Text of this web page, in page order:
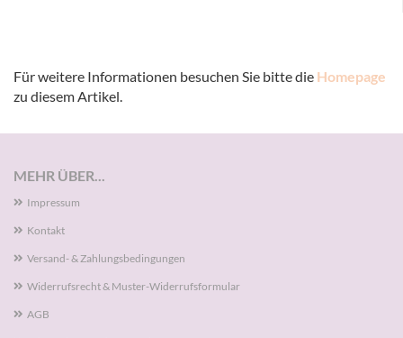
Für weitere Informationen besuchen Sie bitte die Homepage
zu diesem Artikel.
MEHR ÜBER...
Impressum
Kontakt
Versand- & Zahlungsbedingungen
Widerrufsrecht & Muster-Widerrufsformular
AGB